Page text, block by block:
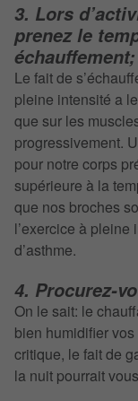
3. Lors
prenez le
échauffement;
Le fait de
pleine intensité a
que sur les
progressivement.
pour notre corps
supérieure à la
que nos broches
l’exercice à
d’asthme.
4. Procurez-
On le sait: le
bien humidifier
critique, le fait de
la nuit pourrait